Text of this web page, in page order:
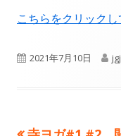
こちらをクリックし
公
2021年7月10日
作